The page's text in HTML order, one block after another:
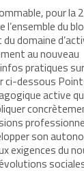
pour la
l’ensemble du
domaine
au nouveau
pratiques
ci-dessous
active
son
exigences du